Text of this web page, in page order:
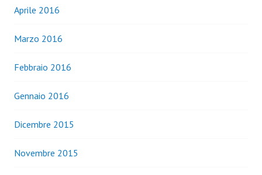
Aprile 2016
Marzo 2016
Febbraio 2016
Gennaio 2016
Dicembre 2015
Novembre 2015